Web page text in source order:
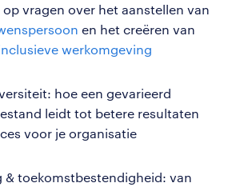
vragen over het aanstellen van
en het creëren van
werkomgeving
hoe een gevarieerd
leidt tot betere resultaten
voor je organisatie
& toekomstbestendigheid: van